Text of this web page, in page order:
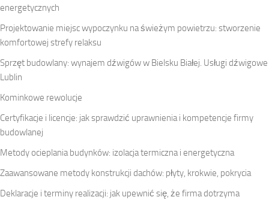
energetycznych
Projektowanie miejsc wypoczynku na świeżym powietrzu: stworzenie
komfortowej strefy relaksu
Sprzęt budowlany: wynajem dźwigów w Bielsku Białej. Usługi dźwigowe
Lublin
Kominkowe rewolucje
Certyfikacje i licencje: jak sprawdzić uprawnienia i kompetencje firmy
budowlanej
Metody ocieplania budynków: izolacja termiczna i energetyczna
Zaawansowane metody konstrukcji dachów: płyty, krokwie, pokrycia
Deklaracje i terminy realizacji: jak upewnić się, że firma dotrzyma